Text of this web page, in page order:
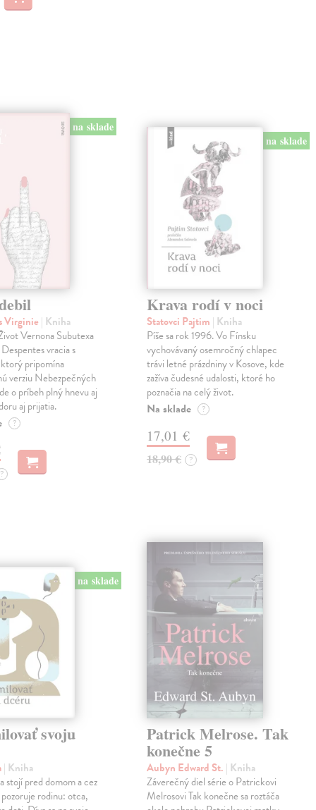
na sklade
Virginie | Kniha
Vernona Subutexa
vracia s
pripomína
verziu Nebezpečných
o príbeh plný hnevu aj
aj prijatia.
?
?
na sklade
Krava rodí v noci
Statovci Pajtim | Kniha
Píše sa rok 1996. Vo Fínsku
vychovávaný osemročný chlapec
trávi letné prázdniny v Kosove, kde
zažíva čudesné udalosti, ktoré ho
poznačia na celý život.
Na sklade ?
17,01 €
18,90 € ?
na sklade
svoju
| Kniha
stojí pred domom a cez
rodinu: otca,
Patrick Melrose. Tak
konečne 5
Aubyn Edward St. | Kniha
Záverečný diel série o Patrickovi
Melrosovi Tak konečne sa roztáča